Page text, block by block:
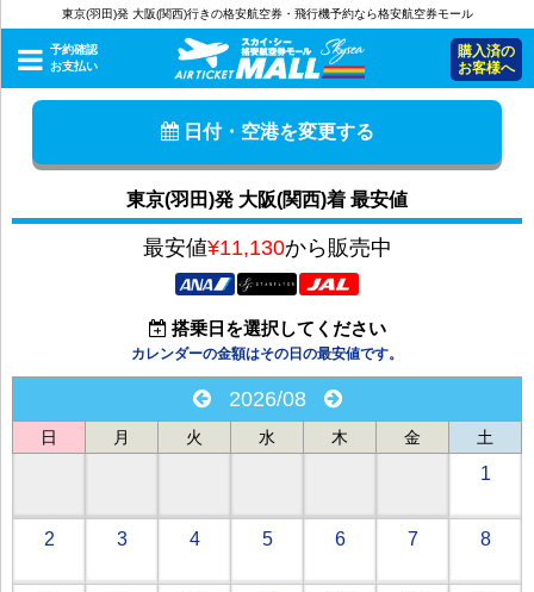
東京(羽田)発 大阪(関西)行きの格安航空券・飛行機予約なら格安航空券モール
予約確認
お支払い
購入済の
お客様へ
日付・空港を変更する
東京(羽田)発 大阪(関西)着 最安値
最安値¥11,130から販売中
搭乗日を選択してください
カレンダーの金額はその日の最安値です。
2026/08
日 月 火 水 木 金 土
1
2 3 4 5 6 7 8